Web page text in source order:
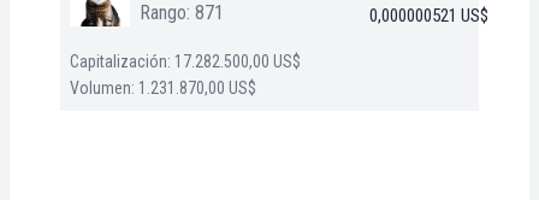
Rango: 871 0,000000521 US$
Capitalización: 17.282.500,00 US$
Volumen: 1.231.870,00 US$